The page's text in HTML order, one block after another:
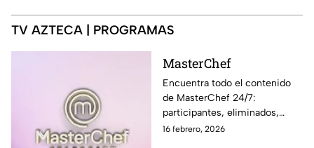
TV AZTECA | PROGRAMAS
MasterChef
Encuentra todo el contenido
de MasterChef 24/7:
participantes, eliminados,
momentos exclusivos, últimas
16 febrero, 2026